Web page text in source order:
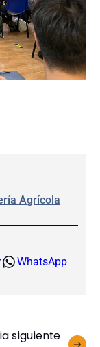
Agrícola
WhatsApp
siguiente